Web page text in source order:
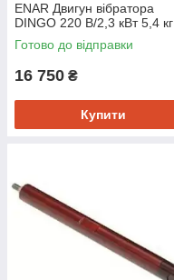
ENAR Двигун вібратора
DINGO 220 В/2,3 кВт 5,4 кг
Готово до відправки
16 750 ₴
Купити